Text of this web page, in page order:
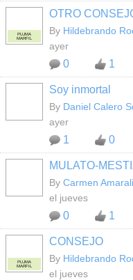
PLUMA
MARFIL
OTRO
By Hildebrando
ayer
0 1
Soy inmortal
By Daniel Calero
ayer
1 0
MULATO-
By Carmen
el jueves
0 1
PLUMA
MARFIL
CONSEJO
By Hildebrando
el jueves